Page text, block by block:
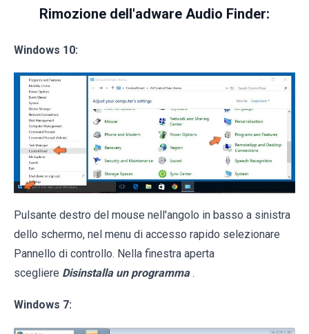
Rimozione dell'adware Audio Finder:
Windows 10:
Pulsante destro del mouse nell'angolo in basso a sinistra
dello schermo, nel menu di accesso rapido selezionare
Pannello di controllo. Nella finestra aperta
scegliere Disinstalla un programma .
Windows 7: